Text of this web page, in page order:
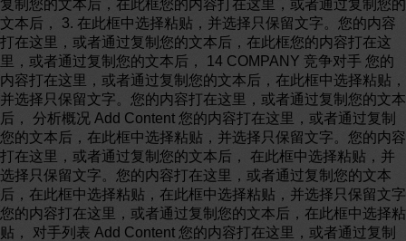
复制您的文本后，在此框您的内容打在这里，或者通过复制您的
文本后， 3. 在此框中选择粘贴，并选择只保留文字。您的内容
打在这里，或者通过复制您的文本后，在此框您的内容打在这
里，或者通过复制您的文本后， 14 COMPANY 竞争对手 您的
内容打在这里，或者通过复制您的文本后，在此框中选择粘贴，
并选择只保留文字。您的内容打在这里，或者通过复制您的文本
后， 分析概况 Add Content 您的内容打在这里，或者通过复制
您的文本后，在此框中选择粘贴，并选择只保留文字。您的内容
打在这里，或者通过复制您的文本后， 在此框中选择粘贴，并
选择只保留文字。您的内容打在这里，或者通过复制您的文本
后，在此框中选择粘贴，在此框中选择粘贴，并选择只保留文字
您的内容打在这里，或者通过复制您的文本后，在此框中选择粘
贴， 对手列表 Add Content 您的内容打在这里，或者通过复制